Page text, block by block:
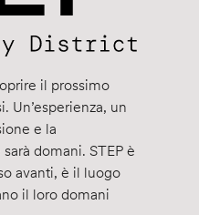
il prossimo
Un’esperienza, un
e la
domani. STEP è
avanti, è il luogo
il loro domani